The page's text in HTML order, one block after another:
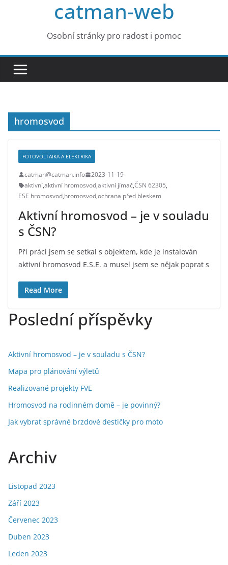
catman-web
Osobní stránky pro radost i pomoc
hromosvod
FOTOVOLTAIKA A ELEKTRIKA
catman@catman.info
2023-11-19
aktivní,aktivní hromosvod,aktivní jímač,ČSN 62305,
ESE hromosvod,hromosvod,ochrana před bleskem
Aktivní hromosvod – je v souladu
s ČSN?
Při práci jsem se setkal s objektem, kde je instalován
aktivní hromosvod E.S.E. a musel jsem se nějak poprat s
Read More
Poslední příspěvky
Aktivní hromosvod – je v souladu s ČSN?
Mapa pro plánování výletů
Realizované projekty FVE
Hromosvod na rodinném domě – je povinný?
Jak vybrat správné brzdové destičky pro moto
Archiv
Listopad 2023
Září 2023
Červenec 2023
Duben 2023
Leden 2023